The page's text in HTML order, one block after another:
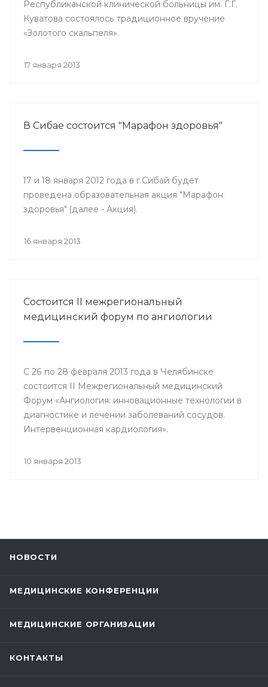
Республиканской клинической больницы им. Г.Г.
Куватова состоялось традиционное вручение
«Золотого скальпеля».
17 января 2013
В Сибае состоится "Марафон здоровья"
17 и 18 января 2012 года в г.Сибай будет
проведена образовательная акция "Марафон
здоровья" (далее - Акция).
16 января 2013
Состоится II межрегиональный
медицинский форум по ангиологии
С 26 по 28 февраля 2013 года в Челябинске
состоится II Межрегиональный медицинский
Форум «Ангиология: инновационные технологии в
диагностике и лечении заболеваний сосудов.
Интервенционная кардиология».
10 января 2013
НОВОСТИ
МЕДИЦИНСКИЕ КОНФЕРЕНЦИИ
МЕДИЦИНСКИЕ ОРГАНИЗАЦИИ
КОНТАКТЫ